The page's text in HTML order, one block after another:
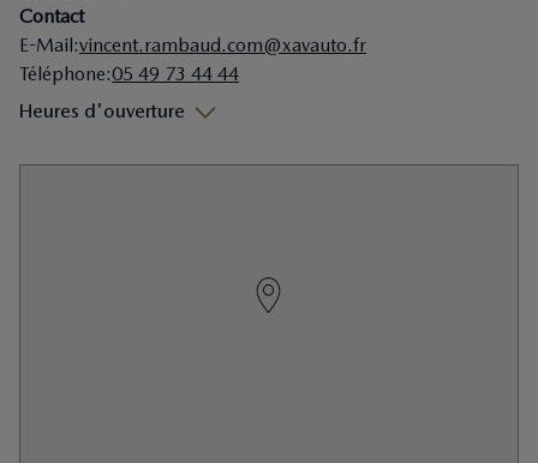
Contact
E-Mail:vincent.rambaud.com@xavauto.fr
Téléphone:05 49 73 44 44
Heures d'ouverture